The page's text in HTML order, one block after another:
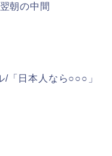
朝の中間
/「日本人なら○○○」